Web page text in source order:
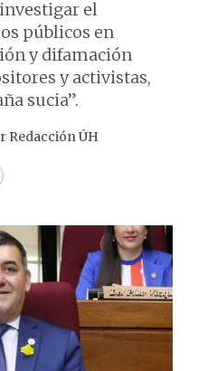
el
públicos en
y difamación
y activistas,
sucia”.
Redacción ÚH